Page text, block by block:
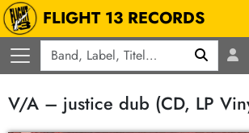
FLIGHT 13 RECORDS
V/A – justice dub (CD, LP